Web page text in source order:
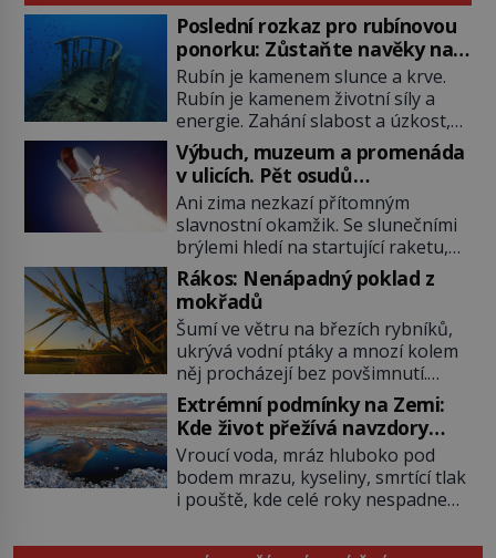
Poslední rozkaz pro rubínovou
ponorku: Zůstaňte navěky na
mořském dně!
Rubín je kamenem slunce a krve.
Rubín je kamenem životní síly a
energie. Zahání slabost a úzkost,
posiluje srdce. Rubín je dobrým
jménem pro neživý stroj, kterému
člověk prokázal čest nezmizet
v tavicí peci a našel mu místo
k poslednímu odpočinku. Je druhá
polovina 50. let minulého století.
Nálože spočítány, umístěny a
odpáleny. Trup ponorky nabírá
vodu […]
Výbuch, muzeum a promenáda
v ulicích. Pět osudů
nejslavnějších raketoplánů
Ani zima nezkazí přítomným
slavnostní okamžik. Se slunečními
brýlemi hledí na startující raketu,
která má do vesmíru vynést kromě
posádky také obyčejnou učitelku.
Po několika sekundách všem
ztuhnou úsměvy, stroj totiž
exploduje. Jejich konstrukce není
z levného kraje, daňové poplatníky
stojí miliardy dolarů. Na druhou
stranu zvládnou jen představitelné
věci. Na malé kousky Název:
Columbia První […]
Rákos: Nenápadný poklad z
mokřadů
Šumí ve větru na březích rybníků,
ukrývá vodní ptáky a mnozí kolem
něj procházejí bez povšimnutí.
Přesto právě rákos pomáhal stavět
domy, vyrábět lodě, zapisovat první
texty a inspiroval řadu pověstí.
Tato skromná, ale užitečná
rostlina provází člověka už tisíce
let. Většina lidí vnímá rákos jen jako
Stačí se však podívat […]
Extrémní podmínky na Zemi:
Kde život přežívá navzdory
všemu
Vroucí voda, mráz hluboko pod
bodem mrazu, kyseliny, smrtící tlak
i pouště, kde celé roky nespadne
pohled místa, kde nemůže